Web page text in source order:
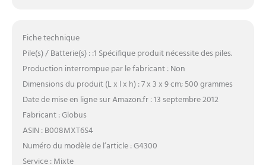
Fiche technique
Pile(s) / Batterie(s) : :1 Spécifique produit nécessite des piles.
Production interrompue par le fabricant : Non
Dimensions du produit (L x l x h) : 7 x 3 x 9 cm; 500 grammes
Date de mise en ligne sur Amazon.fr : 13 septembre 2012
Fabricant : Globus
ASIN : B008MXT6S4
Numéro du modèle de l’article : G4300
Service : Mixte